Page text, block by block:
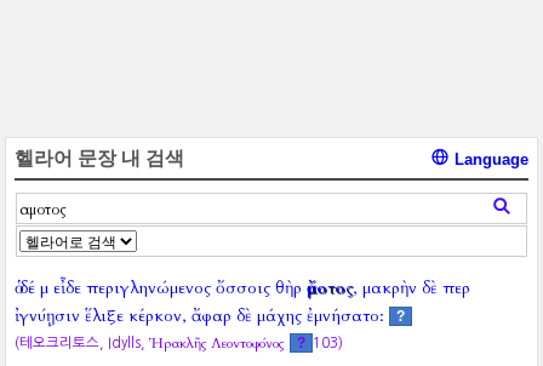
헬라어 문장 내 검색 Language
ὁ δέ μ εἶδε περιγληνώμενος ὄσσοις θὴρἄμοτος, μακρὴν δὲ περ
ἰγνύῃσιν ἕλιξε κέρκον, ἄφαρ δὲ μάχης ἐμνήσατο:
?
(테오크리토스, Idylls,Ἡρακλῆς Λεοντοφόνος ? 103)